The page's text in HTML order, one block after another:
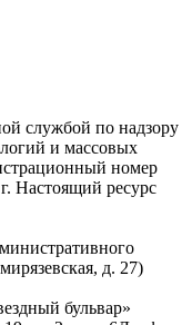
службой по надзору
и массовых
номер
Настоящий ресурс
д. 27)
бульвар»